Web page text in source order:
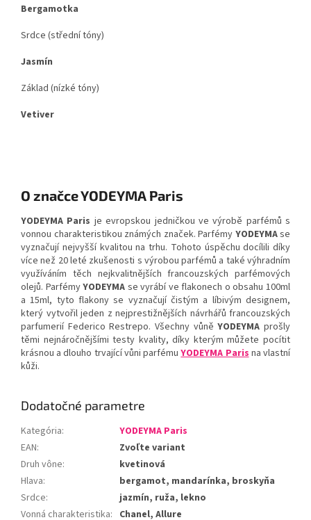
Bergamotka
Srdce (střední tóny)
Jasmín
Základ (nízké tóny)
Vetiver
O značce YODEYMA Paris
YODEYMA Paris je evropskou jedničkou ve výrobě parfémů s
vonnou charakteristikou známých značek. Parfémy YODEYMAse
vyznačují nejvyšší kvalitou na trhu. Tohoto úspěchu docílili díky
více než 20 leté zkušenosti s výrobou parfémů a také výhradním
využíváním těch nejkvalitnějších francouzských parfémových
olejů. ParfémyYODEYMA se vyrábí ve flakonech o obsahu 100ml
a 15ml, tyto flakony se vyznačují čistým a líbivým designem,
který vytvořil jeden z nejprestižnějších návrhářů francouzských
parfumerií Federico Restrepo. Všechny vůněYODEYMA prošly
těmi nejnáročnějšími testy kvality, díky kterým můžete pocítit
krásnou a dlouho trvající vůni parfémuYODEYMA Paris na vlastní
kůži.
Dodatočné parametre
Kategória:
YODEYMA Paris
EAN:
Zvoľte variant
Druh vône:
kvetinová
Hlava:
bergamot, mandarínka, broskyňa
Srdce:
jazmín, ruža, lekno
Vonná charakteristika: Chanel, Allure